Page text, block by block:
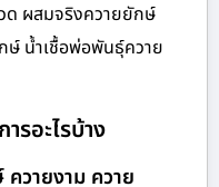
ด ผสมจริงควายยักษ์
ษ์ น้ำเชื้อพ่อพันธุ์ควาย
รอะไรบ้าง
วายงาม ควาย